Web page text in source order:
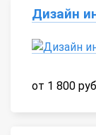
Дизайн
от 1 800